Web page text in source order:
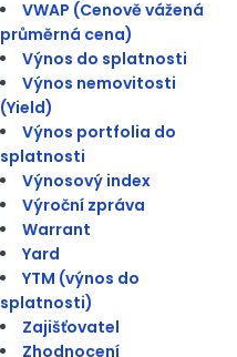
VWAP (Cenově vážená
průměrná cena)
Výnos do splatnosti
Výnos nemovitosti
(Yield)
Výnos portfolia do
splatnosti
Výnosový index
Výroční zpráva
Warrant
Yard
YTM (výnos do
splatnosti)
Zajišťovatel
Zhodnocení